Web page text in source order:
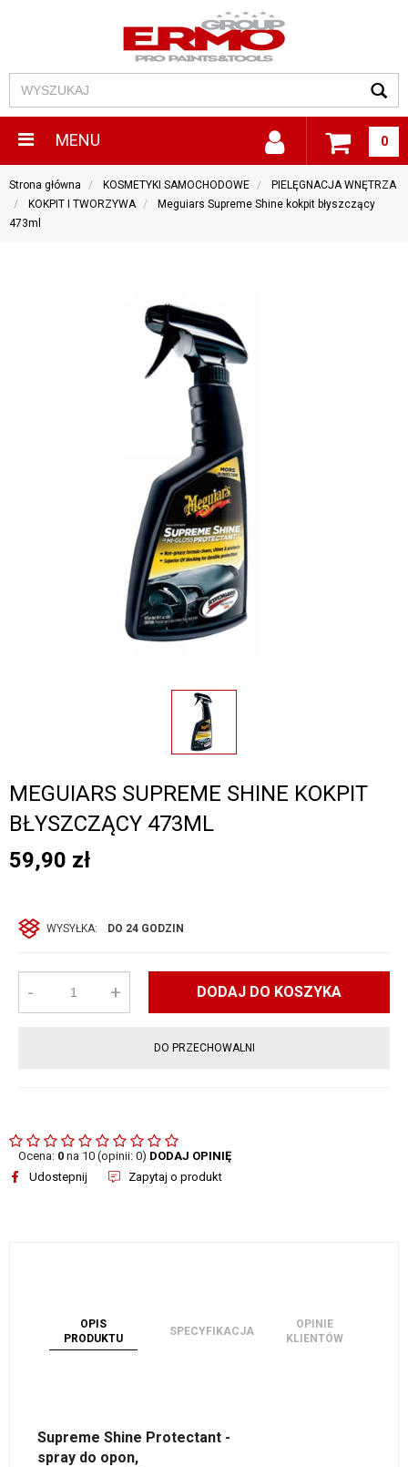
MENU 0
Strona główna KOSMETYKI SAMOCHODOWE
PIELĘGNACJA WNĘTRZA
KOKPIT I TWORZYWA
Meguiars Supreme Shine kokpit błyszczący
473ml
MEGUIARS SUPREME SHINE KOKPIT
BŁYSZCZĄCY 473ML
59,90 zł
WYSYŁKA: DO 24 GODZIN
- + DODAJ DO KOSZYKA
DO PRZECHOWALNI
Ocena: 0 na 10 (opinii: 0) DODAJ OPINIĘ
Udostepnij
Zapytaj o produkt
OPIS
PRODUKTU
SPECYFIKACJA
OPINIE
KLIENTÓW
Supreme Shine Protectant -
spray do opon,